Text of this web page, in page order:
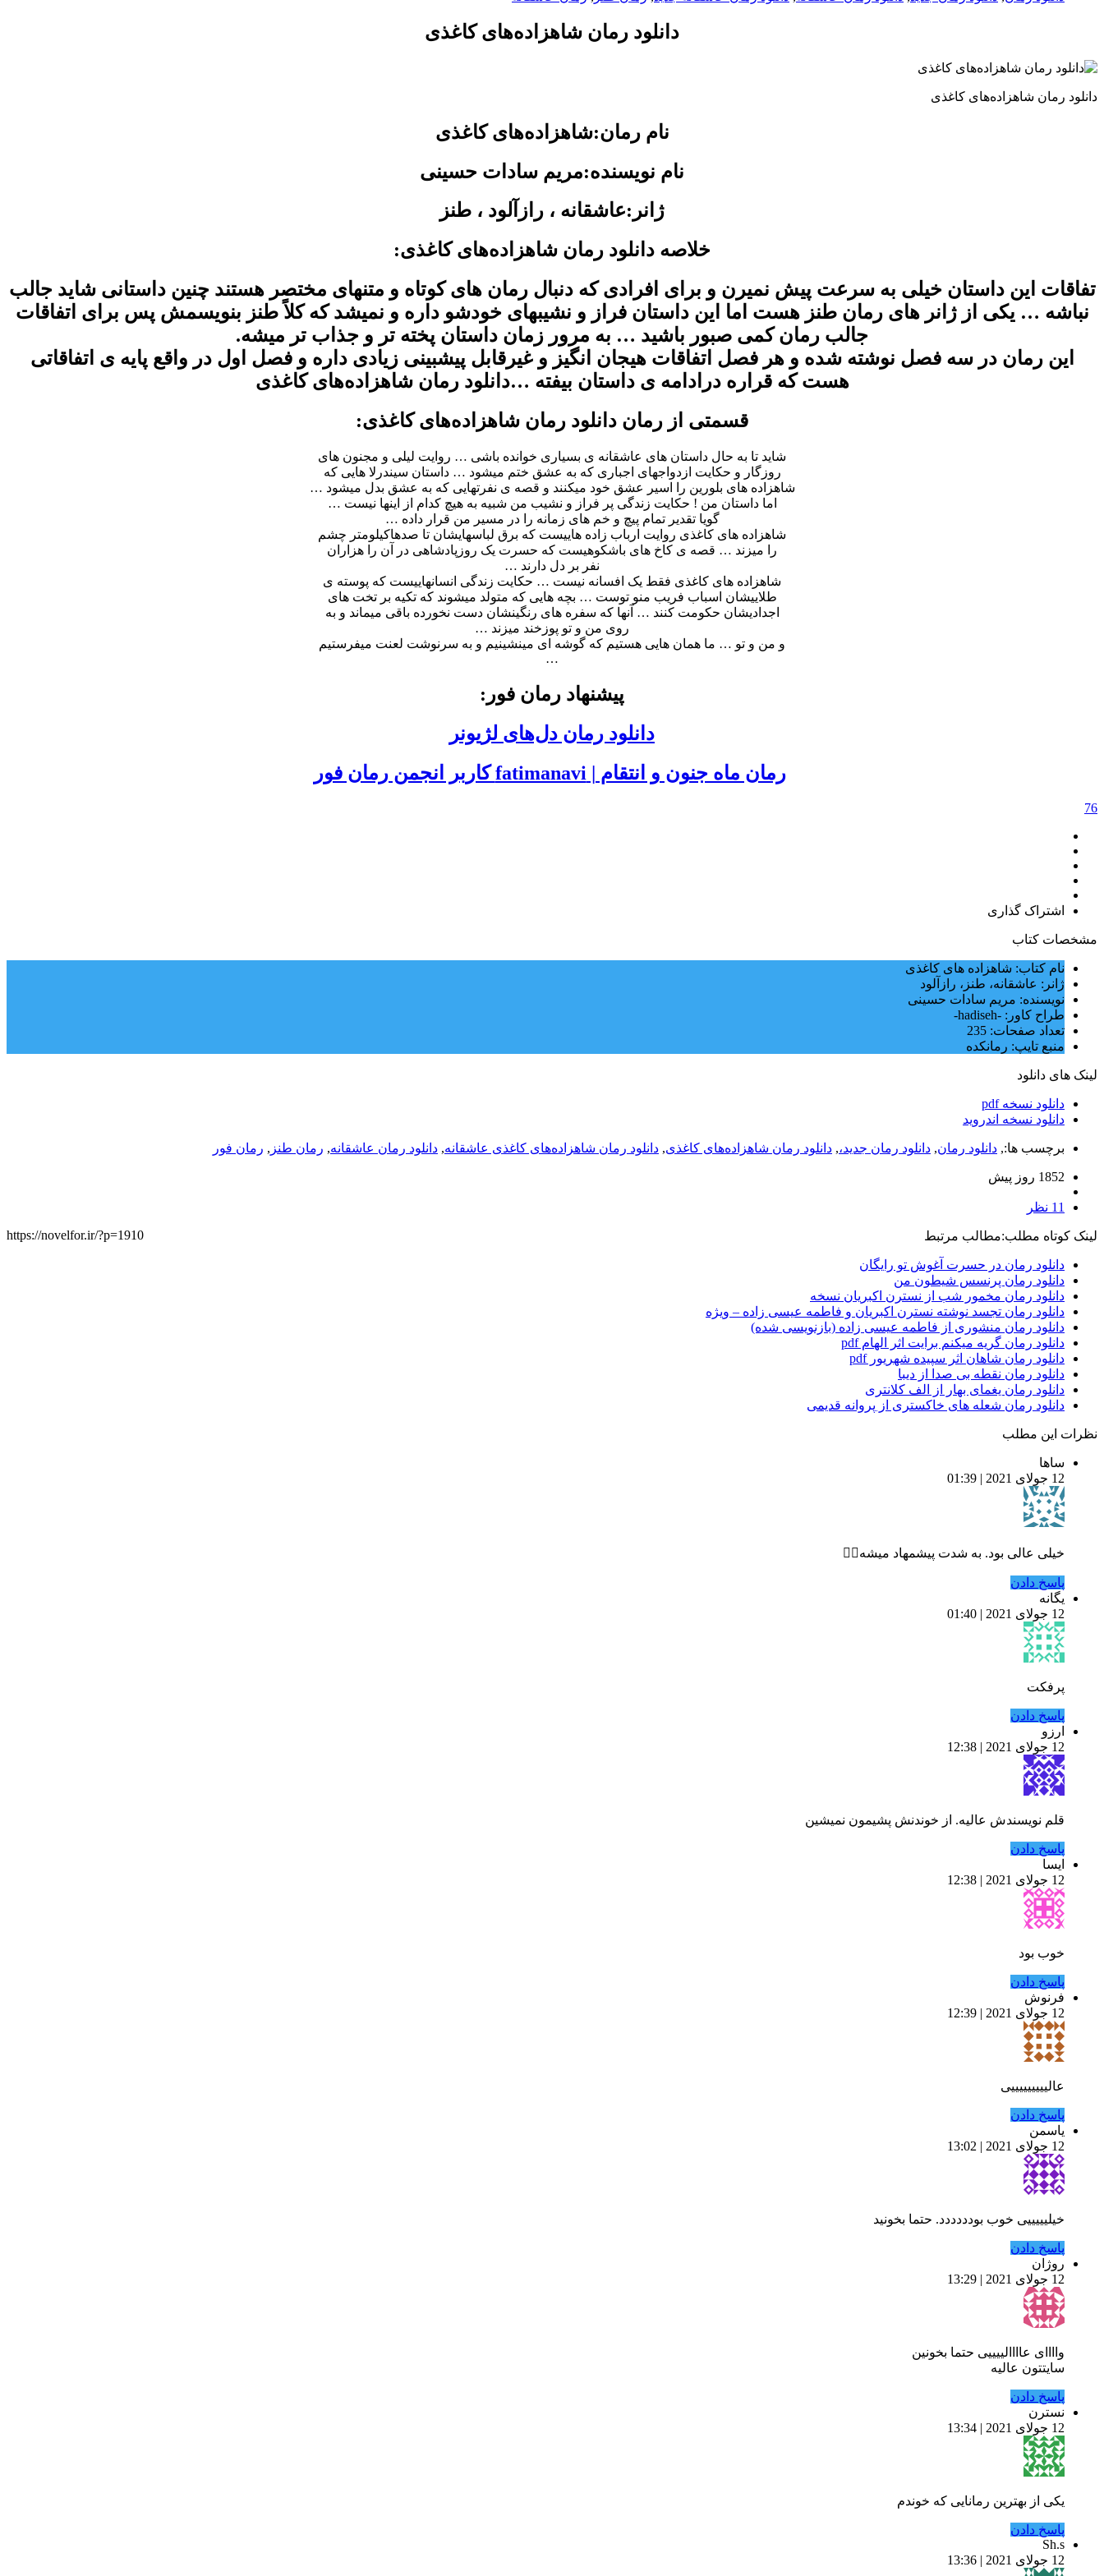
دانلود رمان شاهزاده‌های کاغذی
دانلود رمان شاهزاده‌های کاغذی
نام رمان:شاهزاده‌های کاغذی
نام نویسنده:مریم سادات حسینی
ژانر:عاشقانه ، رازآلود ، طنز
خلاصه دانلود رمان شاهزاده‌های کاغذی:
تفاقات این داستان خیلی به سرعت پیش نمیرن و برای افرادی که دنبال رمان های کوتاه و متنهای مختصر هستند چنین داستانی شاید جالب
نباشه … یکی از ژانر های رمان طنز هست اما این داستان فراز و نشیبهای خودشو داره و نمیشد که کلاً طنز بنویسمش پس برای اتفاقات
جالب رمان کمی صبور باشید … به مرور زمان داستان پخته تر و جذاب تر میشه.
این رمان در سه فصل نوشته شده و هر فصل اتفاقات هیجان انگیز و غیرقابل پیشبینی زیادی داره و فصل اول در واقع پایه ی اتفاقاتی
هست که قراره درادامه ی داستان بیفته …دانلود رمان شاهزاده‌های کاغذی
قسمتی از رمان دانلود رمان شاهزاده‌های کاغذی:
شاید تا به حال داستان های عاشقانه ی بسیاری خوانده باشی … روایت لیلی و مجنون های
روزگار و حکایت ازدواجهای اجباری که به عشق ختم میشود … داستان سیندرلا هایی که
شاهزاده های بلورین را اسیر عشق خود میکنند و قصه ی نفرتهایی که به عشق بدل میشود …
اما داستان من ! حکایت زندگی پر فراز و نشیب من شبیه به هیچ کدام از اینها نیست …
گویا تقدیر تمام پیچ و خم های زمانه را در مسیر من قرار داده …
شاهزاده های کاغذی روایت ارباب زاده هاییست که برق لباسهایشان تا صدهاکیلومتر چشم
را میزند … قصه ی کاخ های باشکوهیست که حسرت یک روزپادشاهی در آن را هزاران
نفر بر دل دارند …
شاهزاده های کاغذی فقط یک افسانه نیست … حکایت زندگی انسانهاییست که پوسته ی
طلاییشان اسباب فریب منو توست … بچه هایی که متولد میشوند که تکیه بر تخت های
اجدادیشان حکومت کنند … آنها که سفره های رنگینشان دست نخورده باقی میماند و به
روی من و تو پوزخند میزند …
و من و تو … ما همان هایی هستیم که گوشه ای مینشینیم و به سرنوشت لعنت میفرستیم
…
پیشنهاد رمان فور:
دانلود رمان دل‌های لژیونر
رمان ماه جنون و انتقام | fatimanavi کاربر انجمن رمان فور
76
اشتراک گذاری
مشخصات کتاب
نام کتاب: شاهزاده های کاغذی
ژانر: عاشقانه، طنز، رازآلود
نویسنده: مریم سادات حسینی
طراح کاور: -hadiseh-
تعداد صفحات: 235
منبع تایپ: رمانکده
لینک های دانلود
دانلود نسخه pdf
دانلود نسخه اندروید
برچسب ها:, دانلود رمان, دانلود رمان جدید،, دانلود رمان شاهزاده‌های کاغذی, دانلود رمان شاهزاده‌های کاغذی عاشقانه, دانلود رمان عاشقانه, رمان طنز , رمان فور
1852 روز پيش
11 نظر
https://novelfor.ir/?p=1910
لینک کوتاه مطلب:مطالب مرتبط
دانلود رمان در حسرت آغوش تو رایگان
دانلود رمان پرنسس شیطون من
دانلود رمان مخمور شب از نسترن اکبریان نسخه
دانلود رمان تجسد نوشته نسترن اکبریان و فاطمه عیسی زاده – ویژه
دانلود رمان منشوری از فاطمه عیسی زاده (بازنویسی شده)
دانلود رمان گریه میکنم برایت اثر الهام pdf
دانلود رمان شاهان اثر سپیده شهریور pdf
دانلود رمان نقطه بی صدا از دیبا
دانلود رمان یغمای بهار از الف کلانتری
دانلود رمان شعله های خاکستری از پروانه قدیمی
نظرات این مطلب
ساها
12 جولای 2021 | 01:39
خیلی عالی بود. به شدت پیشمهاد میشه👍🏻
پاسخ دادن
یگانه
12 جولای 2021 | 01:40
پرفکت
پاسخ دادن
ارزو
12 جولای 2021 | 12:38
قلم نویسندش عالیه. از خوندنش پشیمون نمیشین
پاسخ دادن
ایسا
12 جولای 2021 | 12:38
خوب بود
پاسخ دادن
فرنوش
12 جولای 2021 | 12:39
عالیییییییییی
پاسخ دادن
یاسمن
12 جولای 2021 | 13:02
خیلیییییی خوب بودددددد. حتما بخونید
پاسخ دادن
روژان
12 جولای 2021 | 13:29
واااای عاااالییییی حتما بخونین
سایتتون عالیه
پاسخ دادن
نسترن
12 جولای 2021 | 13:34
یکی از بهترین رمانایی که خوندم
پاسخ دادن
Sh.s
12 جولای 2021 | 13:36